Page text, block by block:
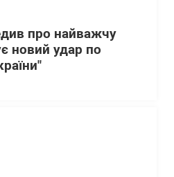
про найважчу
новий удар по